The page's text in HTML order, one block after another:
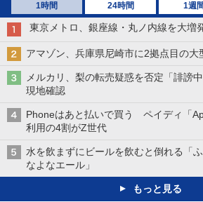
1時間 24時間 1週
東京メトロ、銀座線・丸ノ内線を大
アマゾン、兵庫県尼崎市に2拠点目の
メルカリ、梨の転売疑惑を否定「誹謗
現地確認
Phoneはあと払いで買う ペイディ「
利用の4割がZ世代
水を飲まずにビールを飲むと倒れる「
なよなエール」
もっと見る